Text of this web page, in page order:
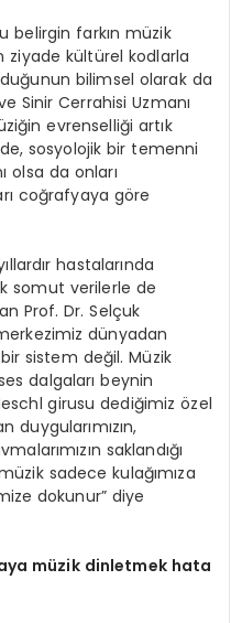
belirgin farkın müzik
ziyade kültürel kodlarla
bilimsel olarak da
Sinir Cerrahisi Uzmanı
evrenselliği artık
sosyolojik bir temenni
olsa da onları
coğrafyaya göre
hastalarında
somut verilerle de
Prof. Dr. Selçuk
dünyadan
sistem değil. Müzik
dalgaları beynin
girusu dediğimiz özel
duygularımızın,
saklandığı
sadece kulağımıza
dokunur” diye
müzik dinletmek hata